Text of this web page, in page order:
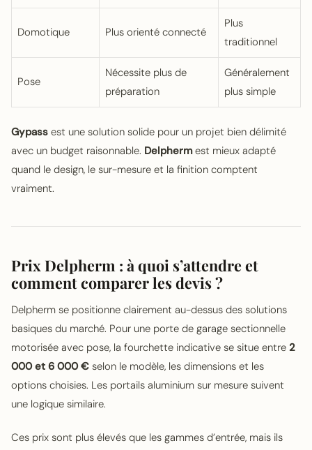
Domotique Plus orienté connecté
Plus
traditionnel
Pose
Nécessite plus de
préparation
Généralement
plus simple
Gypass est une solution solide pour un projet bien délimité
avec un budget raisonnable. Delphermest mieux adapté
quand le design, le sur-mesure et la finition comptent
vraiment.
Prix Delpherm : à quoi s’attendre et
comment comparer les devis ?
Delpherm se positionne clairement au-dessus des solutions
basiques du marché. Pour une porte de garage sectionnelle
motorisée avec pose, la fourchette indicative se situe entre 2
000 et 6 000 € selon le modèle, les dimensions et les
options choisies. Les portails aluminium sur mesure suivent
une logique similaire.
Ces prix sont plus élevés que les gammes d’entrée, mais ils